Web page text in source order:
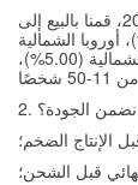
يقع مقرنا الرئيسي في انهوى، الصين. منذ عام 2013، قمنا بالبيع إلى
(60.00%)، أمريكا الجنوبية (10.00%)، أوروبا الشمالية
(10.00%)، جنوب أوروبا (10.00%)، أمريكا الشمالية (5.00%)،
نضمن الجودة؟
الإنتاج الضخم؛
قبل الشحن؛